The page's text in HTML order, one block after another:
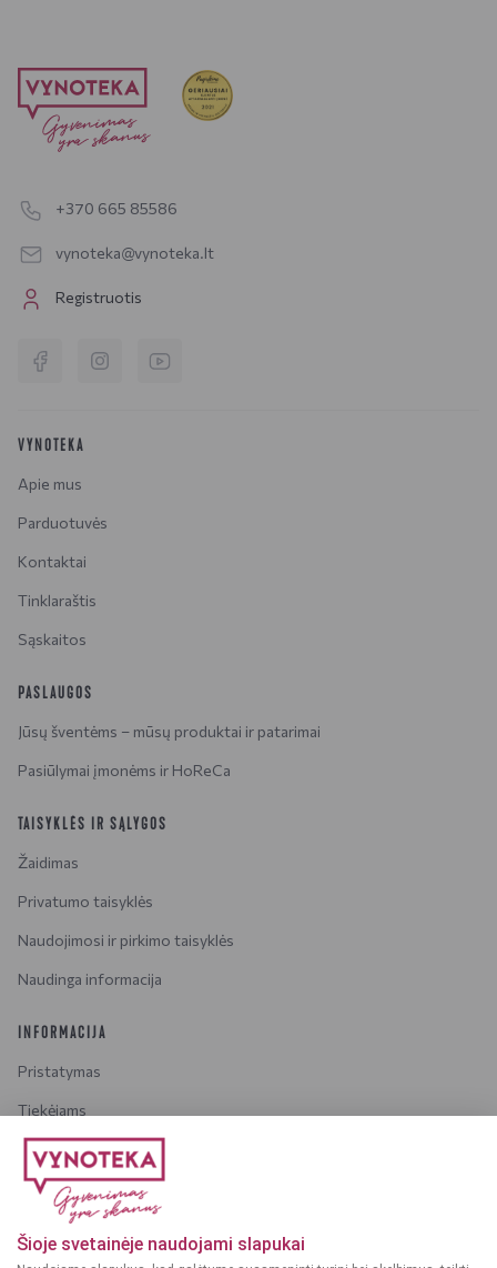
Šioje svetainėje naudojami slapukai
+370 665 85586
vynoteka@vynoteka.lt
Registruotis
VYNOTEKA
Apie mus
Parduotuvės
Kontaktai
Tinklaraštis
Sąskaitos
PASLAUGOS
Jūsų šventėms – mūsų produktai ir patarimai
Pasiūlymai įmonėms ir HoReCa
TAISYKLĖS IR SĄLYGOS
Žaidimas
Privatumo taisyklės
Naudojimosi ir pirkimo taisyklės
Naudinga informacija
INFORMACIJA
Pristatymas
Tiekėjams
Karjera
Dažniausiai užduodami klausimai
Dėmesio! Alkoholinius gėrimus gali įsigyti tik asmenys,